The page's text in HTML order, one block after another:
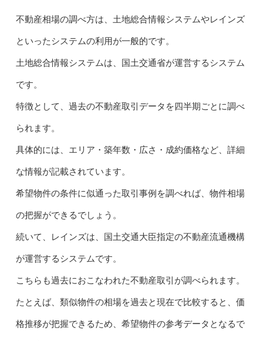
不動産相場の調べ方は、土地総合情報システムやレインズ
といったシステムの利用が一般的です。
土地総合情報システムは、国土交通省が運営するシステム
です。
特徴として、過去の不動産取引データを四半期ごとに調べ
られます。
具体的には、エリア・築年数・広さ・成約価格など、詳細
な情報が記載されています。
希望物件の条件に似通った取引事例を調べれば、物件相場
の把握ができるでしょう。
続いて、レインズは、国土交通大臣指定の不動産流通機構
が運営するシステムです。
こちらも過去におこなわれた不動産取引が調べられます。
たとえば、類似物件の相場を過去と現在で比較すると、価
格推移が把握できるため、希望物件の参考データとなるで